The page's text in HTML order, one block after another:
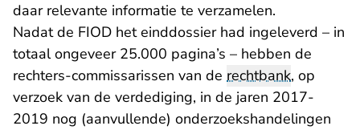
daar relevante informatie te verzamelen.
Nadat de FIOD het einddossier had ingeleverd – in
totaal ongeveer 25.000 pagina’s – hebben de
rechters-commissarissen van de rechtbank, op
verzoek van de verdediging, in de jaren 2017-
2019 nog (aanvullende) onderzoekshandelingen